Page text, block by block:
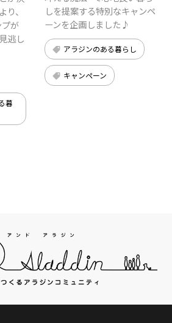
、
が
逃し
暮
しを提案する特別なキャンペ
ーンを企画しました♪
アラジンのある暮らし
キャンペーン